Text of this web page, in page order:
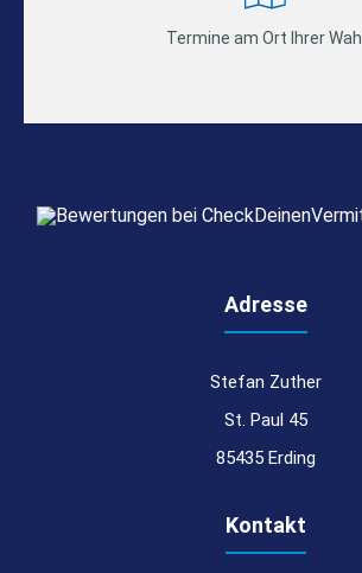
Termine am Ort Ihrer Wahl
Adresse
Stefan Zuther
St. Paul 45
85435 Erding
Kontakt